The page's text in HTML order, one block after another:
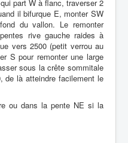
part W à flanc, traverser 2
il bifurque E, monter SW
du vallon. Le remonter
rive gauche raides à
vers 2500 (petit verrou au
S pour remonter une large
sous la crête sommitale
de là atteindre facilement le
ou dans la pente NE si la